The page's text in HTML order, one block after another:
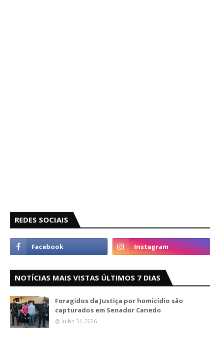
REDES SOCIAIS
NOTÍCIAS MAIS VISTAS ÚLTIMOS 7 DIAS
Foragidos da Justiça por homicídio são
capturados em Senador Canedo
Julho 31, 2026